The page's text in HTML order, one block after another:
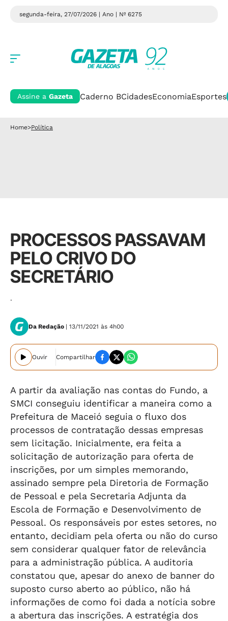
segunda-feira, 27/07/2026 | Ano | Nº 6275
Assine a Gazeta Caderno BCidadesEconomiaEsportes
Home>Política
PROCESSOS PASSAVAM
PELO CRIVO DO
SECRETÁRIO
.
Da Redação | 13/11/2021 às 4h00
Ouvir Compartilhar
A partir da avaliação nas contas do Fundo, a
SMCI conseguiu identificar a maneira como a
Prefeitura de Maceió seguia o fluxo dos
processos de contratação dessas empresas
sem licitação. Inicialmente, era feita a
solicitação de autorização para oferta de
inscrições, por um simples memorando,
assinado sempre pela Diretoria de Formação
de Pessoal e pela Secretaria Adjunta da
Escola de Formação e Desenvolvimento de
Pessoal. Os responsáveis por estes setores, no
entanto, decidiam pela oferta ou não do curso
sem considerar qualquer fator de relevância
para a administração pública. A auditoria
constatou que, apesar do anexo de banner do
suposto curso aberto ao público, não há
informações de como foi dada a notícia sobre
a abertura das inscrições. A estratégia dos